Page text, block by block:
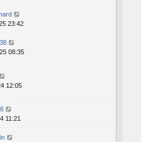
23:42
08:35
12:05
11:21